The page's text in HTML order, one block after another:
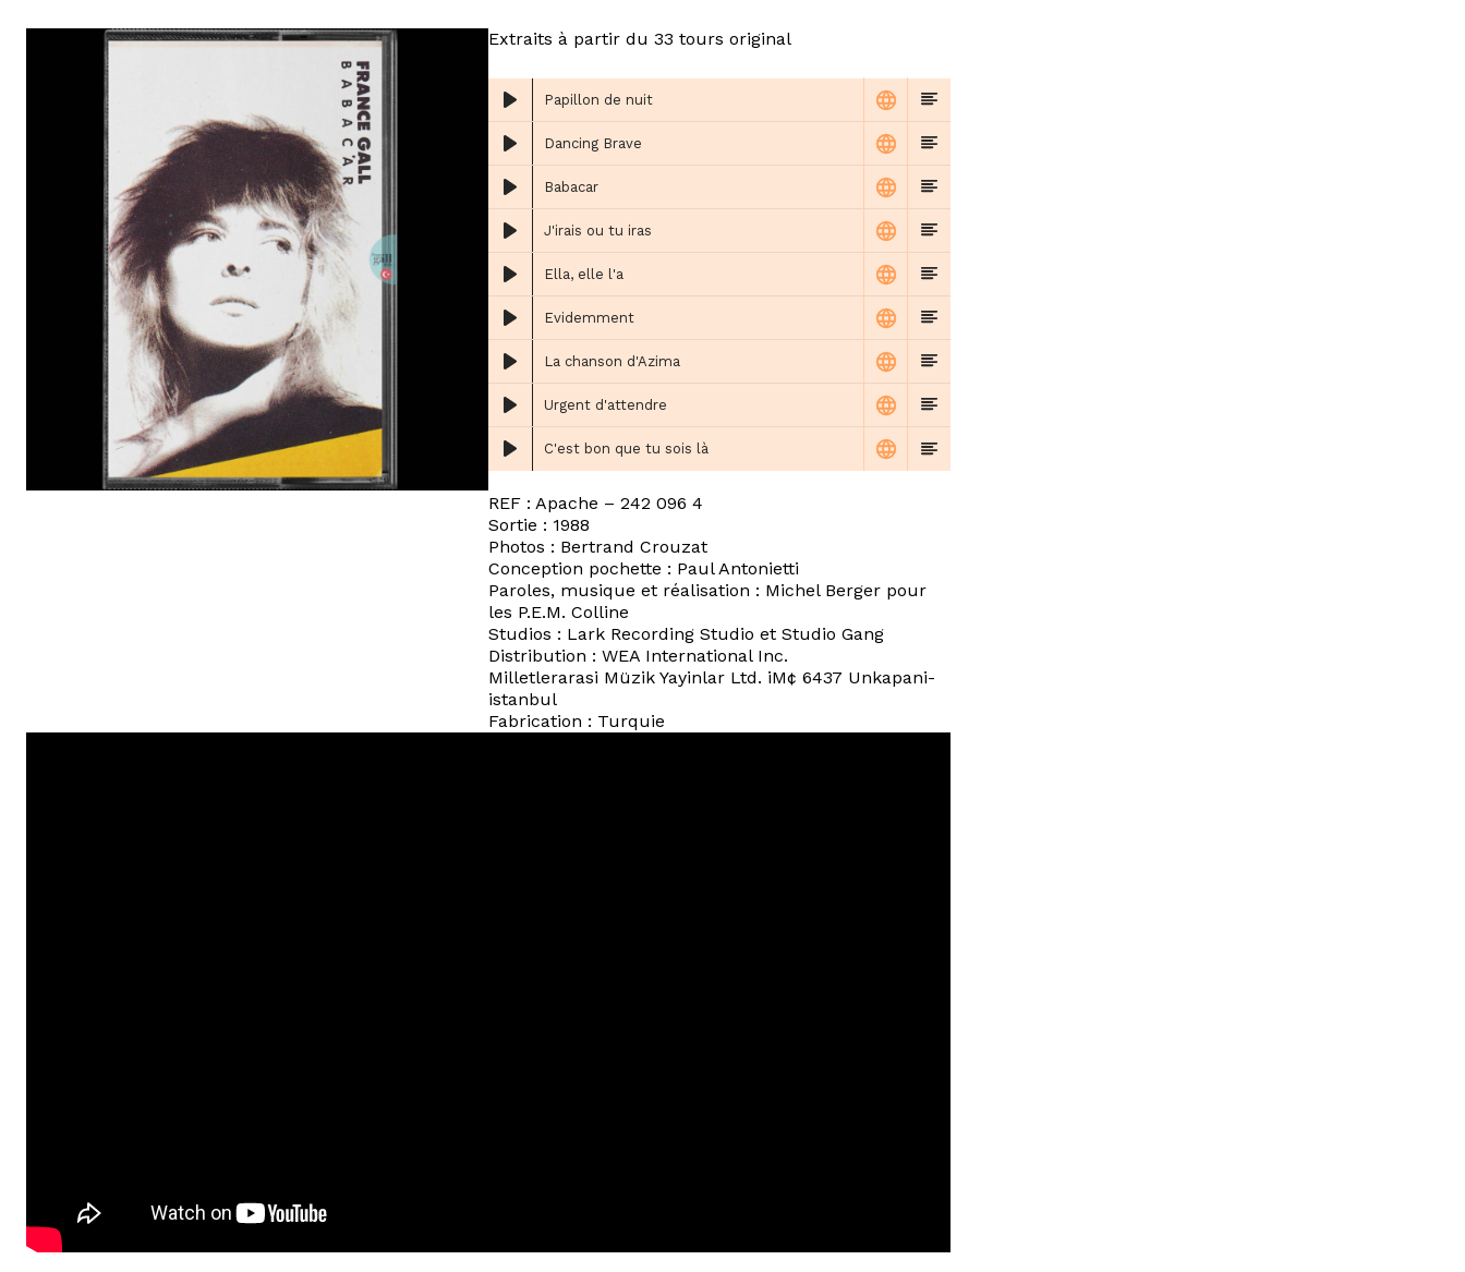
Extraits à partir du 33 tours original
Papillon de nuit
Dancing Brave
Babacar
J'irais ou tu iras
Ella, elle l'a
Evidemment
La chanson d'Azima
Urgent d'attendre
C'est bon que tu sois là
REF : Apache – 242 096 4
Sortie : 1988
Photos : Bertrand Crouzat
Conception pochette : Paul Antonietti
Paroles, musique et réalisation : Michel Berger pour
les P.E.M. Colline
Studios : Lark Recording Studio et Studio Gang
Distribution : WEA International Inc.
Milletlerarasi Müzik Yayinlar Ltd. iM¢ 6437 Unkapani-
istanbul
Fabrication : Turquie